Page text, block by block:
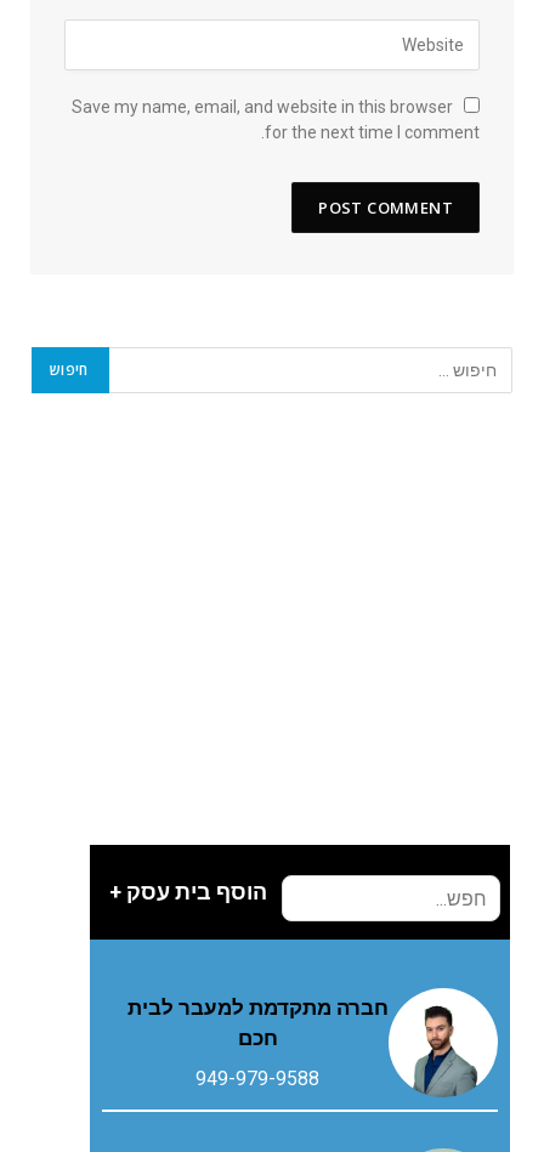
Save my name, email, and website in this browser
for the next time I comment.
הוסף בית עסק +
חברה מתקדמת למעבר לבית
חכם
949-979-9588